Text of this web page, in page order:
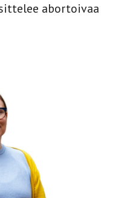
abortoivaa